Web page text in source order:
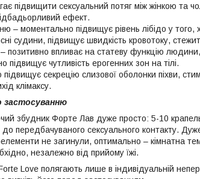
підвищити сексуальний потяг між жінкою та
ефект.
– моментально підвищує рівень лібідо у
судини, підвищує швидкість кровотоку,
позитивно впливає на статеву функцію
підвищує чутливість ерогенних зон на тілі.
підвищує секрецію слизової оболонки піхви,
клімаксу.
застосуванню
збудник Форте Лав дуже просто: 5-10
передбачуваного сексуального контакту.
не загинули, оптимально – кімнатна
незалежно від прийому їжі.
Love полягають лише в індивідуальній